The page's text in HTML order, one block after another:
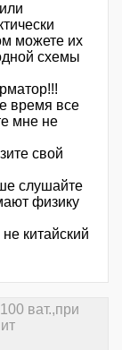
можете их
схемы
время все
мне не
свой
слушайте
физику
китайский
ват.,при